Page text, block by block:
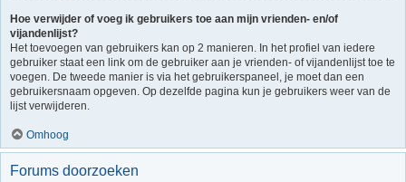
Hoe verwijder of voeg ik gebruikers toe aan mijn vrienden- en/of
vijandenlijst?
Het toevoegen van gebruikers kan op 2 manieren. In het profiel van iedere
gebruiker staat een link om de gebruiker aan je vrienden- of vijandenlijst toe te
voegen. De tweede manier is via het gebruikerspaneel, je moet dan een
gebruikersnaam opgeven. Op dezelfde pagina kun je gebruikers weer van de
lijst verwijderen.
Omhoog
Forums doorzoeken